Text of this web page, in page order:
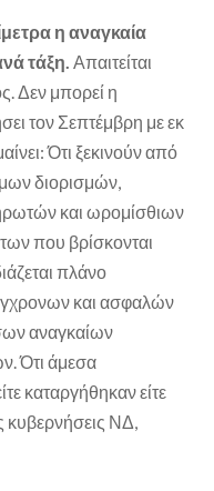
η αναγκαία
τάξη. Απαιτείται
Δεν μπορεί η
τον Σεπτέμβρη με εκ
Ότι ξεκινούν από
διορισμών,
και ωρομίσθιων
που βρίσκονται
πλάνο
και ασφαλών
αναγκαίων
Ότι άμεσα
καταργήθηκαν είτε
κυβερνήσεις ΝΔ,